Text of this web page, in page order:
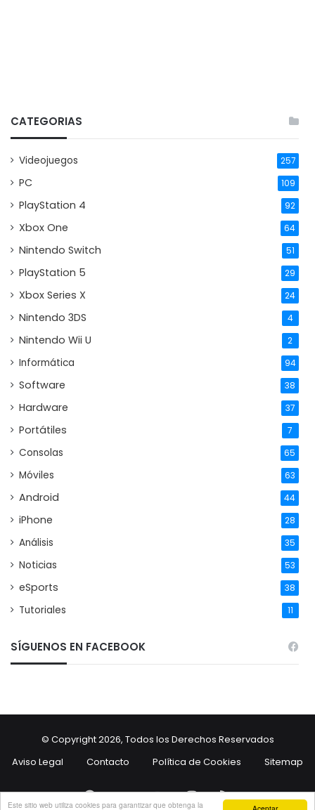
Este sitio web utiliza cookies para garantizar que obtenga la
CATEGORIAS
Videojuegos 257
PC 109
PlayStation 4 92
Xbox One 64
Nintendo Switch 51
PlayStation 5 29
Xbox Series X 24
Nintendo 3DS 4
Nintendo Wii U 2
Informática 94
Software 38
Hardware 37
Portátiles 7
Consolas 65
Móviles 63
Android 44
iPhone 28
Análisis 35
Noticias 53
eSports 38
Tutoriales 11
SÍGUENOS EN FACEBOOK
© Copyright 2026, Todos los Derechos Reservados
Aviso Legal
Contacto Política de Cookies Sitemap
Facebook
TwitterYouTubeInstagram
RSS